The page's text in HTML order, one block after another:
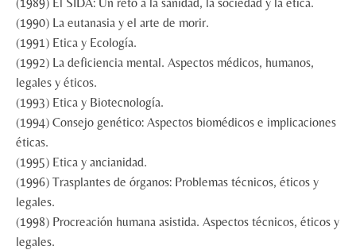
(1990) La eutanasia y el arte de morir.
(1991) Etica y Ecología.
(1992) La deficiencia mental. Aspectos médicos, humanos,
legales y éticos.
(1993) Etica y Biotecnología.
(1994) Consejo genético: Aspectos biomédicos e implicaciones
éticas.
(1995) Etica y ancianidad.
(1996) Trasplantes de órganos: Problemas técnicos, éticos y
legales.
(1998) Procreación humana asistida. Aspectos técnicos, éticos y
legales.